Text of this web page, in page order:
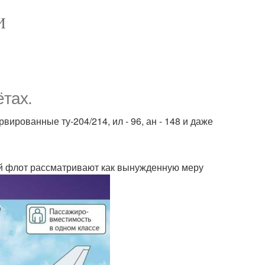
ту-204/214, ил - 96, ан - 148 и даже
рассматривают как вынужденную меру